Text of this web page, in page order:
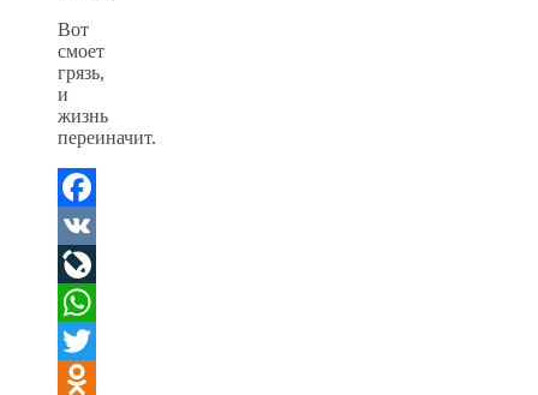
Вот
смоет
грязь,
и
жизнь
переиначит.
Facebook
VK
LiveJournal
WhatsApp
Twitter